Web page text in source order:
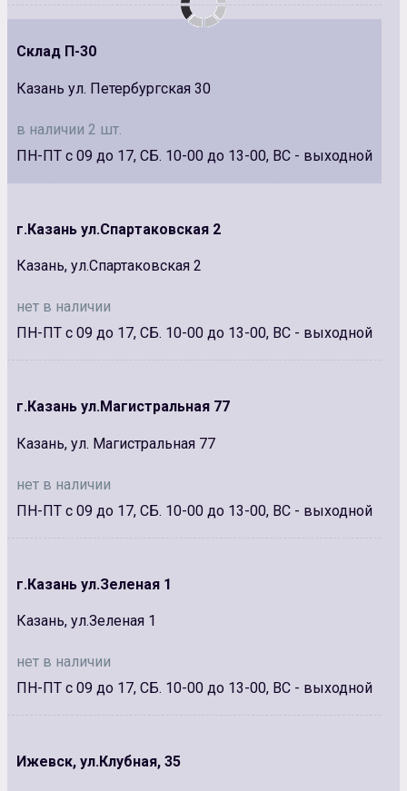
Склад П-30
Казань ул. Петербургская 30
в наличии 2 шт.
ПН-ПТ с 09 до 17, СБ. 10-00 до 13-00, ВС - выходной
г.Казань ул.Спартаковская 2
Казань, ул.Спартаковская 2
нет в наличии
ПН-ПТ с 09 до 17, СБ. 10-00 до 13-00, ВС - выходной
г.Казань ул.Магистральная 77
Казань, ул. Магистральная 77
нет в наличии
ПН-ПТ с 09 до 17, СБ. 10-00 до 13-00, ВС - выходной
г.Казань ул.Зеленая 1
Казань, ул.Зеленая 1
нет в наличии
ПН-ПТ с 09 до 17, СБ. 10-00 до 13-00, ВС - выходной
Ижевск, ул.Клубная, 35